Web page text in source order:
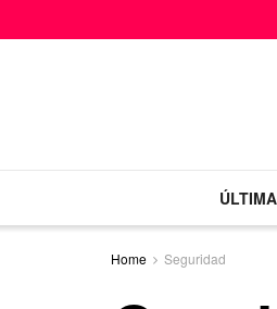
Home Seguridad